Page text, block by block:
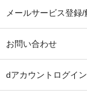
メールサービス登録/
お問い合わせ
dアカウントログイン